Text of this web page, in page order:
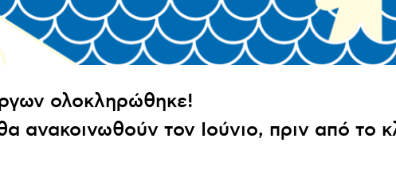
ολοκληρώθηκε!
ανακοινωθούν τον Ιούνιο, πριν από το